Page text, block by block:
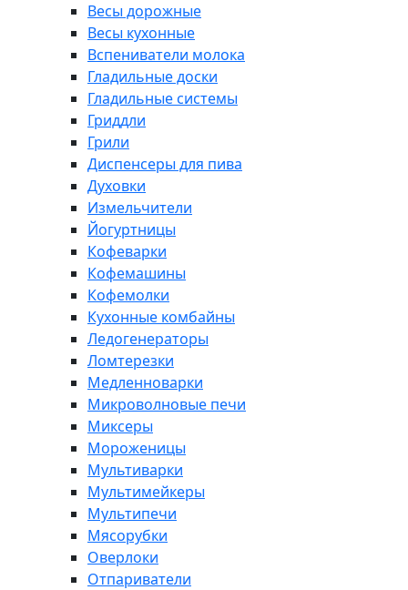
Весы дорожные
Весы кухонные
Вспениватели молока
Гладильные доски
Гладильные системы
Гриддли
Грили
Диспенсеры для пива
Духовки
Измельчители
Йогуртницы
Кофеварки
Кофемашины
Кофемолки
Кухонные комбайны
Ледогенераторы
Ломтерезки
Медленноварки
Микроволновые печи
Миксеры
Мороженицы
Мультиварки
Мультимейкеры
Мультипечи
Мясорубки
Оверлоки
Отпариватели